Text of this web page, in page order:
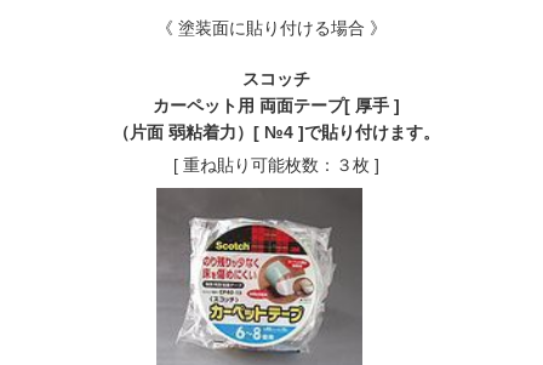
《 塗装面に貼り付ける場合 》
スコッチ
カーペット用 両面テープ[ 厚手 ]
（片面 弱粘着力）[ №4 ]で貼り付けます。
[ 重ね貼り可能枚数：３枚 ]